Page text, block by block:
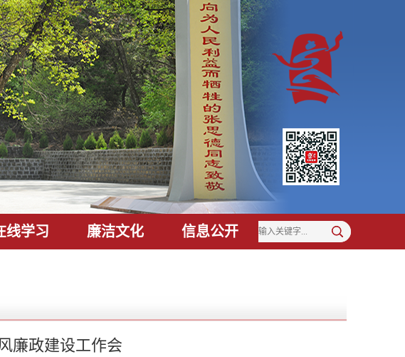
线学习 廉洁文化 信息公开
廉政建设工作会